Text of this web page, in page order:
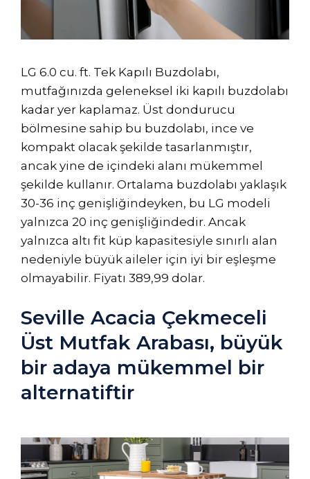
LG 6.0 cu. ft. Tek Kapılı Buzdolabı,
mutfağınızda geleneksel iki kapılı buzdolabı
kadar yer kaplamaz. Üst dondurucu
bölmesine sahip bu buzdolabı, ince ve
kompakt olacak şekilde tasarlanmıştır,
ancak yine de içindeki alanı mükemmel
şekilde kullanır. Ortalama buzdolabı yaklaşık
30-36 inç genişliğindeyken, bu LG modeli
yalnızca 20 inç genişliğindedir. Ancak
yalnızca altı fit küp kapasitesiyle sınırlı alan
nedeniyle büyük aileler için iyi bir eşleşme
olmayabilir. Fiyatı 389,99 dolar.
Seville Acacia Çekmeceli
Üst Mutfak Arabası, büyük
bir adaya mükemmel bir
alternatiftir